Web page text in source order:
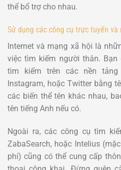
thể bổ trợ cho nhau.
Sử dụng các công cụ trực tuyến và
Internet và mạng xã hội là
việc tìm kiếm người thân.
tìm kiếm trên các nền tảng
Instagram, hoặc Twitter bằng
các biến thể tên khác nhau,
tên tiếng Anh nếu có.
Ngoài ra, các công cụ tìm
ZabaSearch, hoặc Intelius
phí) cũng có thể cung cấp